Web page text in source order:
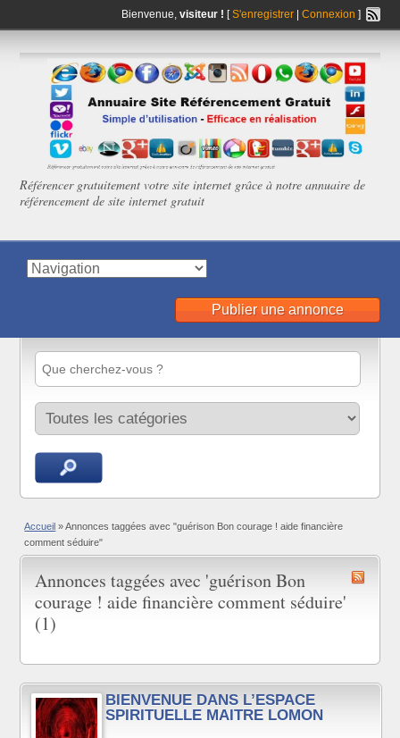
Bienvenue, visiteur ! [S'enregistrer| Connexion ]
Référencer gratuitement votre site internet grâce à notre annuaire de
référencement de site internet gratuit
Publier une annonce
Accueil » Annonces taggées avec "guérison Bon courage ! aide financière
comment séduire"
Annonces taggées avec 'guérison Bon
courage ! aide financière comment séduire'
(1)
BIENVENUE DANS L’ESPACE
SPIRITUELLE MAITRE LOMON